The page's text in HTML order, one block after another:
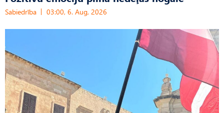
Sabiedrība 03:00, 6. Aug, 2026